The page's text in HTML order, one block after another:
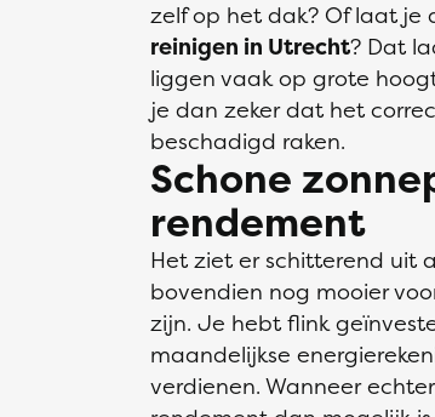
zelf op het dak? Of laat je
reinigen in Utrecht? Dat
liggen vaak op grote
je dan zeker dat het
beschadigd raken.
Schone
rendement
Het ziet er schitterend uit
bovendien nog mooier
zijn. Je hebt flink
maandelijkse
verdienen. Wanneer